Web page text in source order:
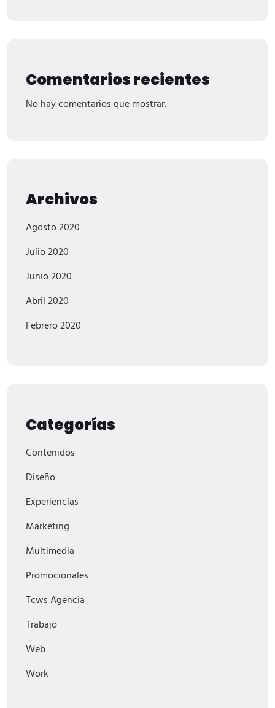
Comentarios recientes
No hay comentarios que mostrar.
Archivos
Agosto 2020
Julio 2020
Junio 2020
Abril 2020
Febrero 2020
Categorías
Contenidos
Diseño
Experiencias
Marketing
Multimedia
Promocionales
Tcws Agencia
Trabajo
Web
Work